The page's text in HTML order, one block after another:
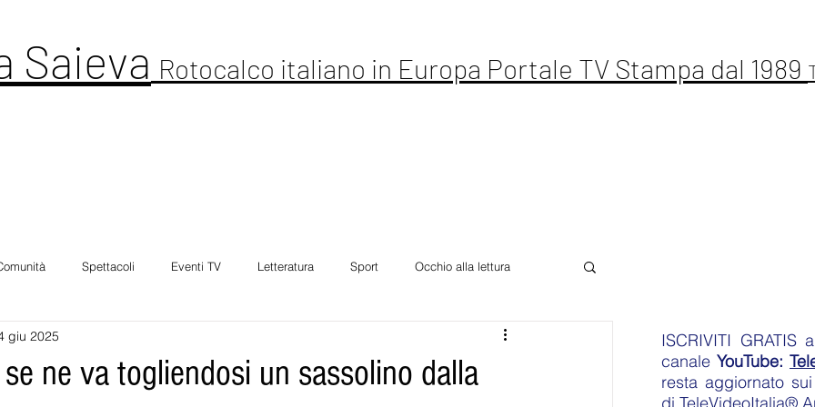
Spettacoli Eventi TV Letteratura Sport Occhio alla lettura
ne va togliendosi un sassolino dalla
giu 2025 ISCRIVITI GRATIS
canale YouTube:
resta aggiornato
Saieva Rotocalco italiano in Europa Portale TV Stampa dal 1989